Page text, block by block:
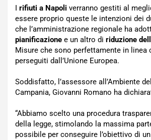
I rifiuti a Napoli verranno gestiti al
essere proprio queste le intenzioni dei
che l’amministrazione regionale ha
pianificazione e un altro di riduzione
Misure che sono perfettamente in linea
perseguiti dall’Unione Europea.
Soddisfatto, l’assessore all’Ambiente
Campania, Giovanni Romano ha
“Abbiamo scelto una procedura
della legge, stimolando la massima
possibile per conseguire l’obiettivo di